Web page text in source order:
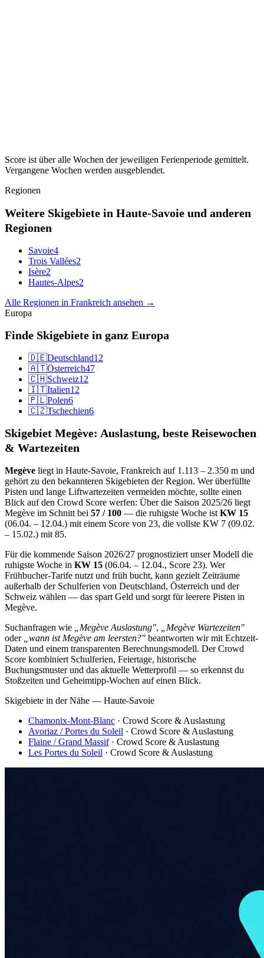
Score ist über alle Wochen der jeweiligen Ferienperiode gemittelt.
Vergangene Wochen werden ausgeblendet.
Regionen
Weitere Skigebiete in Haute-Savoie und anderen
Regionen
Savoie4
Trois Vallées2
Isère2
Hautes-Alpes2
Alle Regionen in Frankreich ansehen →
Europa
Finde Skigebiete in ganz Europa
🇩🇪Deutschland12
🇦🇹Österreich47
🇨🇭Schweiz12
🇮🇹Italien12
🇵🇱Polen6
🇨🇿Tschechien6
Skigebiet Megève: Auslastung, beste Reisewochen
& Wartezeiten
Megève liegt in Haute-Savoie, Frankreich auf 1.113 – 2.350 m und
gehört zu den bekannteren Skigebieten der Region. Wer überfüllte
Pisten und lange Liftwartezeiten vermeiden möchte, sollte einen
Blick auf den Crowd Score werfen: Über die Saison 2025/26 liegt
Megève im Schnitt bei 57 / 100 — die ruhigste Woche ist KW 15
(06.04. – 12.04.) mit einem Score von 23, die vollste KW 7 (09.02.
– 15.02.) mit 85.
Für die kommende Saison 2026/27 prognostiziert unser Modell die
ruhigste Woche in KW 15 (06.04. – 12.04., Score 23). Wer
Frühbucher-Tarife nutzt und früh bucht, kann gezielt Zeiträume
außerhalb der Schulferien von Deutschland, Österreich und der
Schweiz wählen — das spart Geld und sorgt für leerere Pisten in
Megève.
Suchanfragen wie
„Megève Auslastung",
„Megève Wartezeiten"
oder
„wann ist Megève am leersten?" beantworten wir mit Echtzeit-
Daten und einem transparenten Berechnungsmodell. Der Crowd
Score kombiniert Schulferien, Feiertage, historische
Buchungsmuster und das aktuelle Wetterprofil — so erkennst du
Stoßzeiten und Geheimtipp-Wochen auf einen Blick.
Skigebiete in der Nähe — Haute-Savoie
Chamonix-Mont-Blanc · Crowd Score & Auslastung
Avoriaz / Portes du Soleil · Crowd Score & Auslastung
Flaine / Grand Massif· Crowd Score & Auslastung
Les Portes du Soleil · Crowd Score & Auslastung